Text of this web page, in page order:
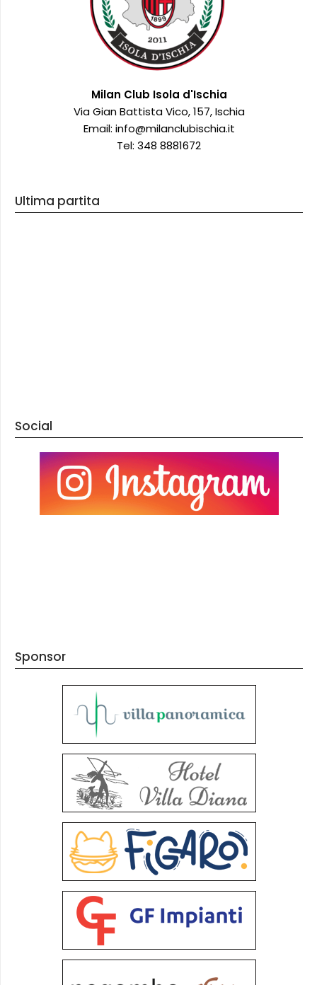
Milan Club Isola d'Ischia
Via Gian Battista Vico, 157, Ischia
Email: info@milanclubischia.it
Tel: 348 8881672
Ultima partita
Social
Sponsor